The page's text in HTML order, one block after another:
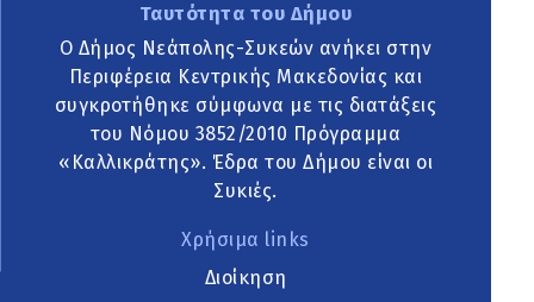
Ταυτότητα του Δήμου
Ο Δήμος Νεάπολης-Συκεών ανήκει στην
Περιφέρεια Κεντρικής Μακεδονίας και
συγκροτήθηκε σύμφωνα με τις διατάξεις
του Νόμου 3852/2010 Πρόγραμμα
«Καλλικράτης». Έδρα του Δήμου είναι οι
Συκιές.
Χρήσιμα links
Διοίκηση